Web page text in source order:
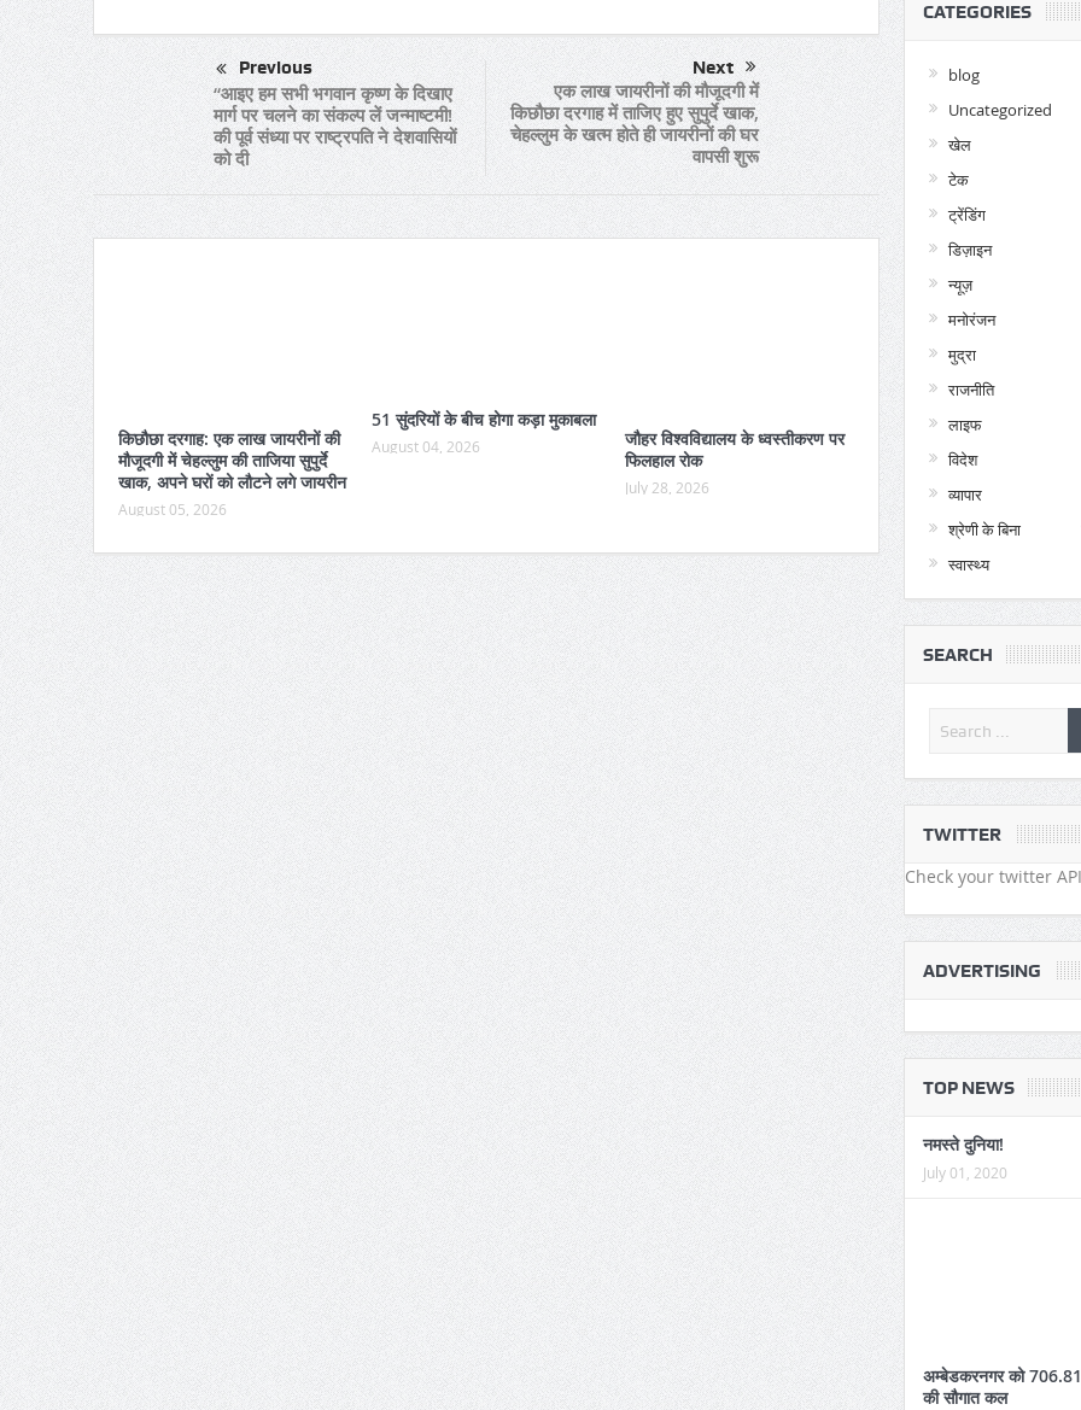
Previous
“आइए हम सभी भगवान कृष्ण के दिखाए
मार्ग पर चलने का संकल्प लें जन्माष्टमी!
की पूर्व संध्या पर राष्ट्रपति ने देशवासियों
को दी
Next
एक लाख जायरीनों की मौजूदगी में
किछौछा दरगाह में ताजिए हुए सुपुर्दे खाक,
चेहल्लुम के खत्म होते ही जायरीनों की घर
वापसी शुरू
किछौछा दरगाह: एक लाख जायरीनों की
मौजूदगी में चेहल्लुम की ताजिया सुपुर्दे
खाक, अपने घरों को लौटने लगे जायरीन
August 05, 2026
51 सुंदरियों के बीच होगा कड़ा मुकाबला
August 04, 2026
जौहर विश्वविद्यालय के ध्वस्तीकरण पर
फिलहाल रोक
July 28, 2026
CATEGORIES
blog
Uncategorized
खेल
टेक
ट्रेंडिंग
डिज़ाइन
न्यूज़
मनोरंजन
मुद्रा
राजनीति
लाइफ
विदेश
व्यापार
श्रेणी के बिना
स्वास्थ्य
SEARCH
TWITTER
Check your twitter
ADVERTISING
TOP NEWS
नमस्ते दुनिया!
July 01, 2020
अम्बेडकरनगर को
की सौगात कल
जौहर विश्वविद्यालय के ध्वस्तीकरण पर
फिलहाल रोक
अम्बेडकरनगर को 706.81
सौगात कल